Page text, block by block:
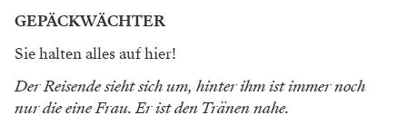
GEPÄCKWÄCHTER
Sie halten alles auf hier!
Der Reisende sieht sich um, hinter ihm ist immer noch
nur die eine Frau. Er ist den Tränen nahe.